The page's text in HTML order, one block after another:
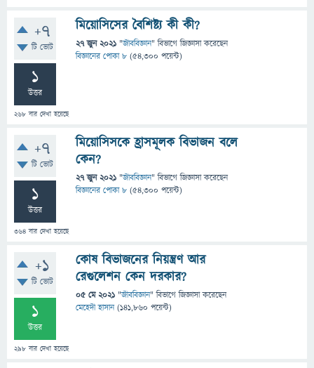
+7
টি ভোট
1
উত্তর
268 বার দেখা হয়েছে
মিয়ােসিসের বৈশিষ্ট্য কী কী?
27 জুন 2021 "জীববিজ্ঞান" বিভাগে জিজ্ঞাসাকরেছেন
বিজ্ঞানের পোকা ৮ (54,300 পয়েন্ট)
+7
টি ভোট
1
উত্তর
364 বার দেখা হয়েছে
মিয়ােসিসকে হ্রাসমূলক বিভাজন বলে
কেন?
27 জুন 2021 "জীববিজ্ঞান" বিভাগে জিজ্ঞাসাকরেছেন
বিজ্ঞানের পোকা ৮ (54,300 পয়েন্ট)
+1
টি ভোট
1
উত্তর
298 বার দেখা হয়েছে
কোষ বিভাজনের নিয়ন্ত্রণ আর
রেগুলেশন কেন দরকার?
05 মে 2021 "জীববিজ্ঞান" বিভাগে জিজ্ঞাসাকরেছেন
মেহেদী হাসান (141,860 পয়েন্ট)